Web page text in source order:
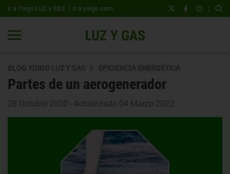
Ir a Yoigo LUZ y GAS Ir a yoigo.com |
BLOG YOIGO LUZ Y GAS EFICIENCIA ENERGÉTICA
Partes de un aerogenerador
28 Octubre 2020 - Actualizado 04 Marzo 2022